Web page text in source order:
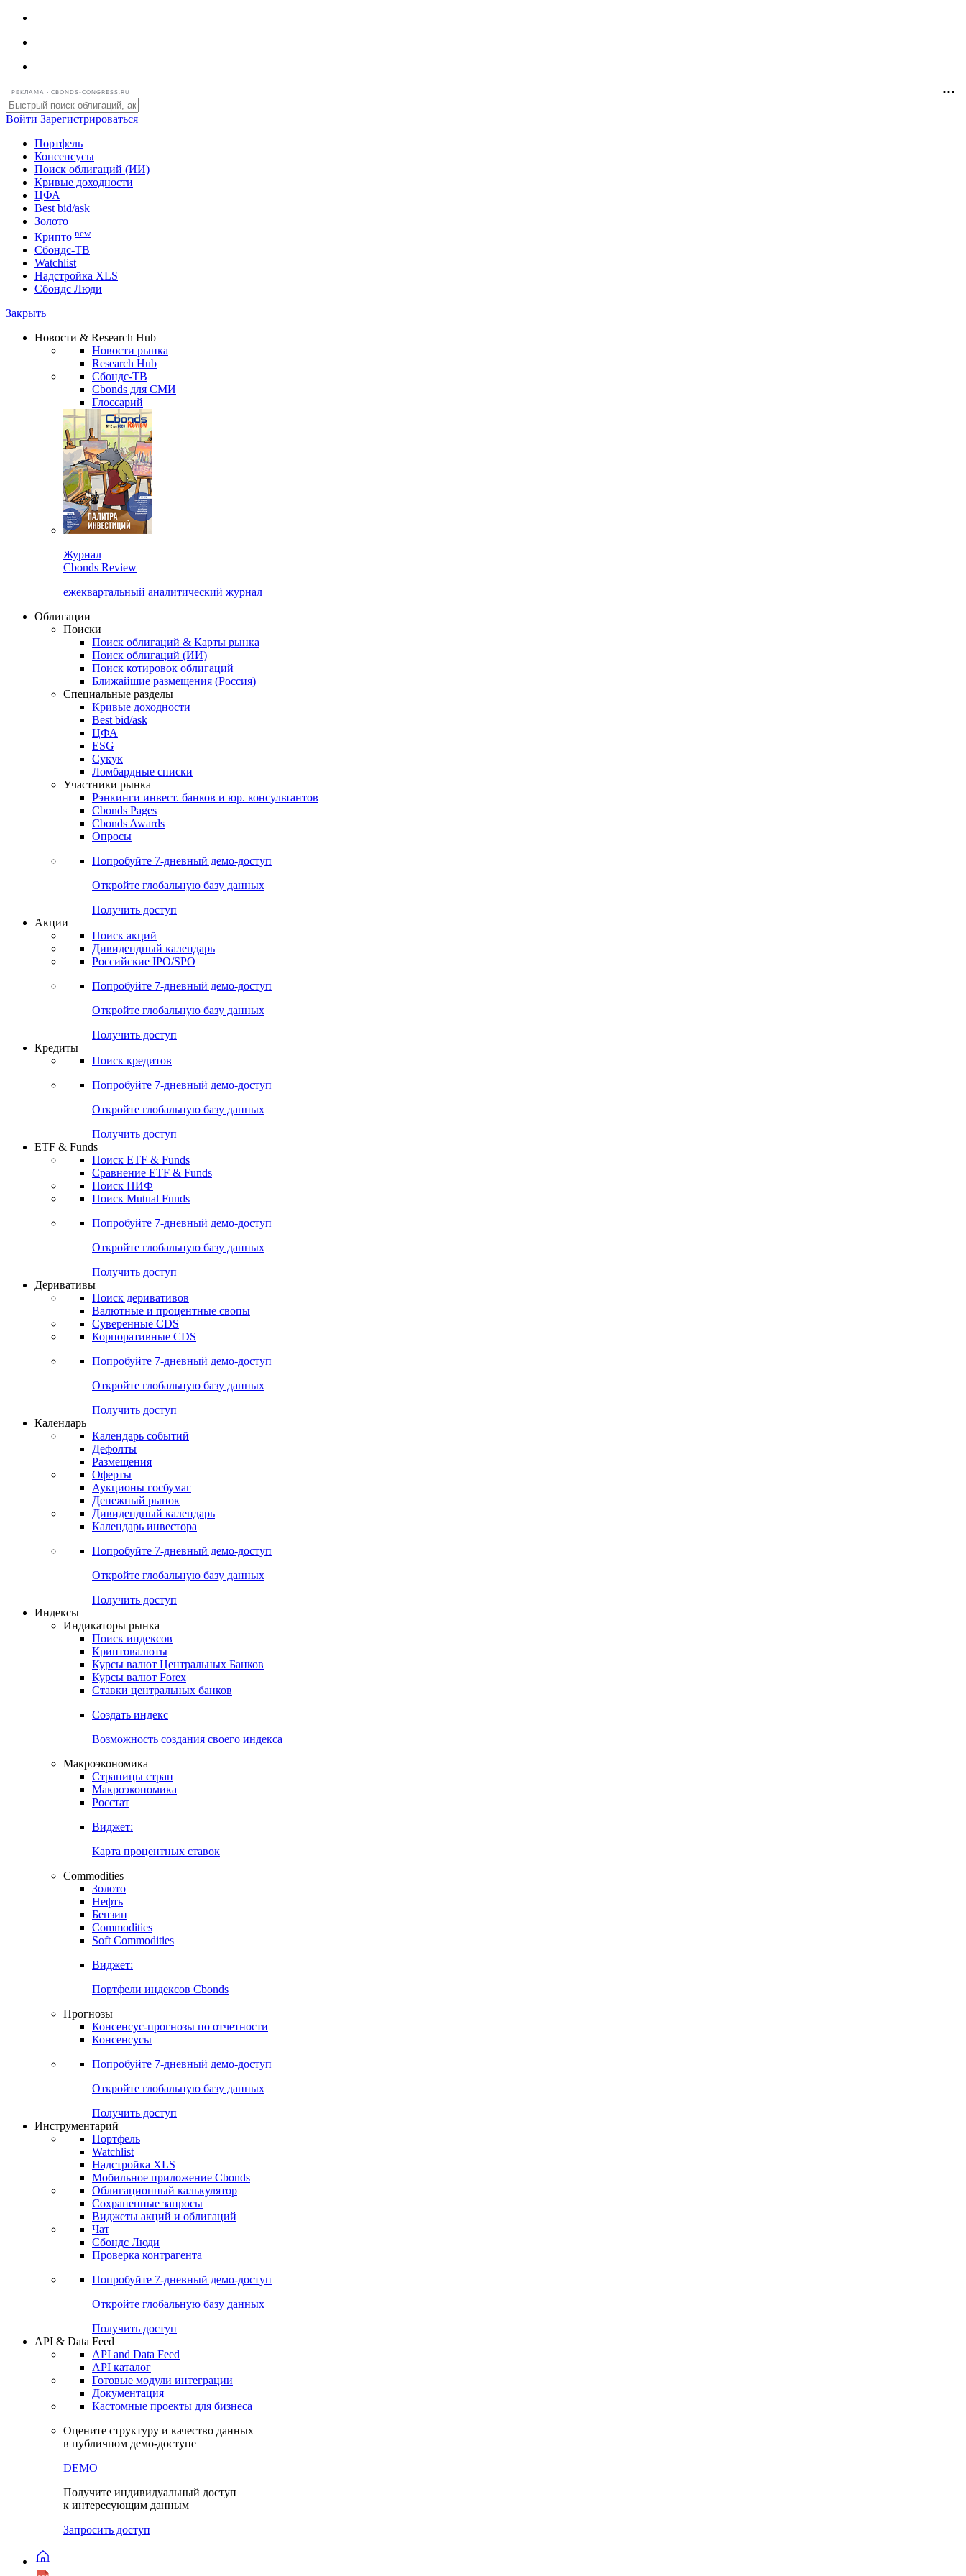
РЕКЛАМА • CBONDS-CONGRESS.RU
Войти Зарегистрироваться
Портфель
Консенсусы
Поиск облигаций (ИИ)
Кривые доходности
ЦФА
Best bid/ask
Золото
Криптоnew
Сбондс-ТВ
Надстройка XLS
Сбондс Люди
Новости & Research Hub
Новости рынка
Research Hub
Сбондс-ТВ
Cbonds для СМИ
Глоссарий
Журнал
Cbonds Review
ежеквартальный аналитический журнал
Облигации
Поиски
Поиск облигаций & Карты рынка
Поиск облигаций (ИИ)
Поиск котировок облигаций
Ближайшие размещения (Россия)
Специальные разделы
Кривые доходности
Best bid/ask
ЦФА
ESG
Сукук
Ломбардные списки
Участники рынка
Рэнкинги инвест. банков и юр. консультантов
Cbonds Pages
Cbonds Awards
Опросы
Попробуйте7-дневный
Откройте глобальную базу данных
Получить доступ
Акции
Поиск акций
Дивидендный календарь
Российские IPO/SPO
Попробуйте7-дневный
Откройте глобальную базу данных
Получить доступ
Кредиты
Поиск кредитов
Попробуйте7-дневный
Откройте глобальную базу данных
Получить доступ
ETF & Funds
Поиск ETF & Funds
Сравнение ETF & Funds
Поиск ПИФ
Поиск Mutual Funds
Попробуйте7-дневный
Откройте глобальную базу данных
Получить доступ
Деривативы
Поиск деривативов
Валютные и процентные свопы
Суверенные CDS
Корпоративные CDS
Попробуйте7-дневный
Откройте глобальную базу данных
Получить доступ
Календарь
Календарь событий
Дефолты
Размещения
Оферты
Аукционы госбумаг
Денежный рынок
Дивидендный календарь
Календарь инвестора
Попробуйте7-дневный
Получить доступ
Индикаторы рынка
Поиск индексов
Криптовалюты
Курсы валют Центральных Банков
Курсы валют Forex
Ставки центральных банков
Создать индекс
Возможность создания своего индекса
Макроэкономика
Страницы стран
Макроэкономика
Росстат
Виджет:
Карта процентных ставок
Commodities
Золото
Нефть
Бензин
Commodities
Soft Commodities
Виджет:
Портфели индексов Cbonds
Прогнозы
Консенсус-прогнозы по отчетности
Консенсусы
Попробуйте7-дневный
Откройте глобальную базу данных
Получить доступ
Инструментарий
Портфель
Watchlist
Надстройка XLS
Мобильное приложение Cbonds
Облигационный калькулятор
Сохраненные запросы
Виджеты акций и облигаций
Чат
Сбондс Люди
Проверка контрагента
Попробуйте7-дневный
Откройте глобальную базу данных
Получить доступ
API & Data Feed
API and Data Feed
API каталог
Документация
Кастомные проекты для бизнеса
Оцените структуру и качество данных
в публичном демо-доступе
DEMO
Получите индивидуальный доступ